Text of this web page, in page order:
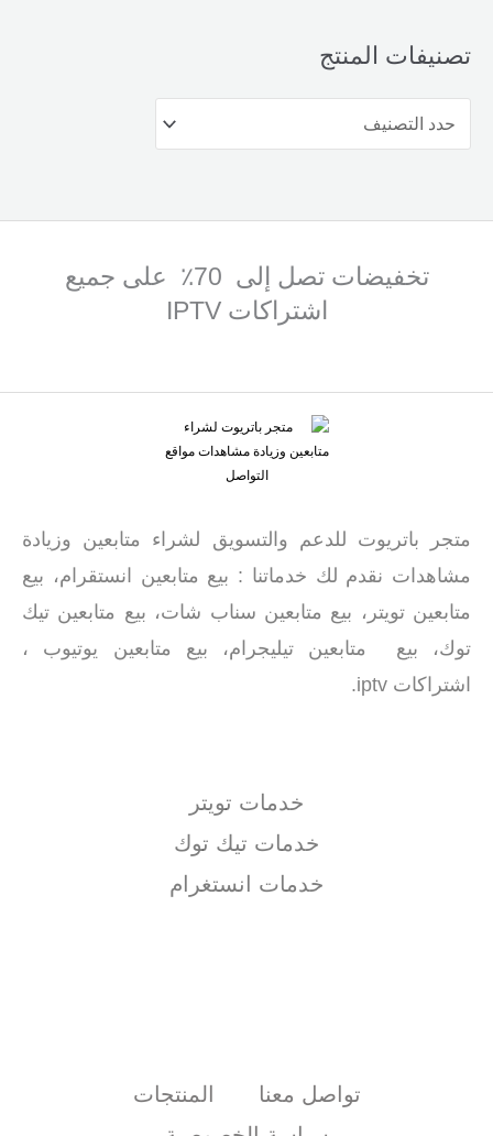
تصنيفات المنتج
تخفيضات تصل إلى 70٪ على جميع
اشتراكات IPTV
متجر باتريوت للدعم والتسويق لشراء متابعين وزيادة
مشاهدات نقدم لك خدماتنا : بيع متابعين انستقرام، بيع
متابعين تويتر، بيع متابعين سناب شات، بيع متابعين تيك
توك، بيع متابعين تيليجرام، بيع متابعين يوتيوب ،
اشتراكات iptv.
خدمات تويتر
خدمات تيك توك
خدمات انستغرام
تواصل معنا
المنتجات